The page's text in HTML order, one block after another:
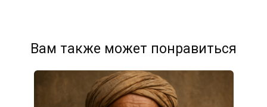
Вам также может понравиться